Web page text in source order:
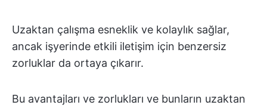
Uzaktan çalışma esneklik ve kolaylık sağlar,
ancak işyerinde etkili iletişim için benzersiz
zorluklar da ortaya çıkarır.
Bu avantajları ve zorlukları ve bunların uzaktan